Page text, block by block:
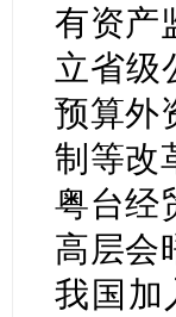
有资产
立省级
预算外
制等改
粤台经
高层会
我国加